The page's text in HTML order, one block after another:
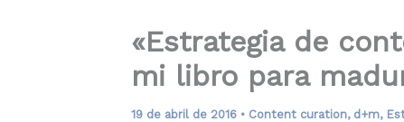
«Estrategia de
mi libro para
19 de abril de 2016 • Content curation, d+m,